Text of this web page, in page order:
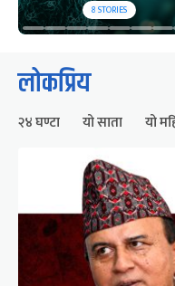
8STORIES
लोकप्रिय
२४ घण्टा यो साता यो